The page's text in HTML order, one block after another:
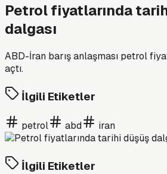
Petrol fiyatlarında
dalgası
ABD-İran barış anlaşması petrol
açtı.
İlgili Etiketler
petrol abd iran
İlgili Etiketler